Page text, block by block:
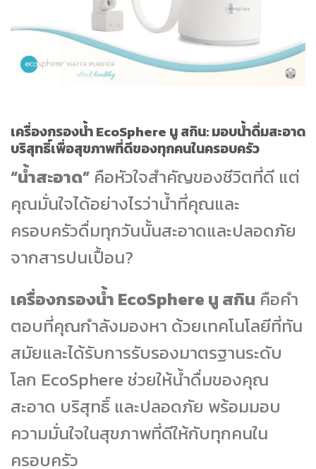
เครื่องกรองน้ำ EcoSphere นู สกิน: มอบน้ำดื่มสะอาด
บริสุทธิ์เพื่อสุขภาพที่ดีของทุกคนในครอบครัว
“น้ำสะอาด” คือหัวใจสำคัญของชีวิตที่ดี แต่
คุณมั่นใจได้อย่างไรว่าน้ำที่คุณและ
ครอบครัวดื่มทุกวันนั้นสะอาดและปลอดภัย
จากสารปนเปื้อน?
เครื่องกรองน้ำ EcoSphere นู สกิน คือคำ
ตอบที่คุณกำลังมองหา ด้วยเทคโนโลยีที่ทัน
สมัยและได้รับการรับรองมาตรฐานระดับ
โลก EcoSphere ช่วยให้น้ำดื่มของคุณ
สะอาด บริสุทธิ์ และปลอดภัย พร้อมมอบ
ความมั่นใจในสุขภาพที่ดีให้กับทุกคนใน
ครอบครัว